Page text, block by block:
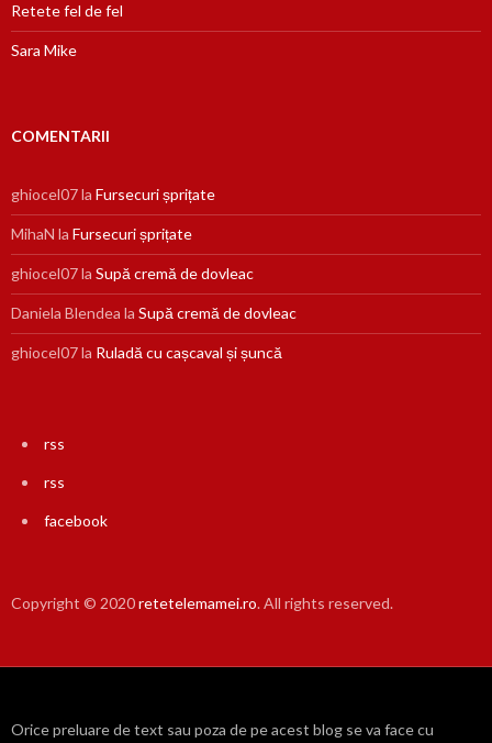
Retete fel de fel
Sara Mike
COMENTARII
ghiocel07la Fursecuri șprițate
MihaN la Fursecuri șprițate
ghiocel07la Supă cremă de dovleac
Daniela Blendea la Supă cremă de dovleac
ghiocel07la Ruladă cu cașcaval și șuncă
rss
rss
facebook
Copyright © 2020retetelemamei.ro. All rights reserved.
Orice preluare de text sau poza de pe acest blog se va face cu